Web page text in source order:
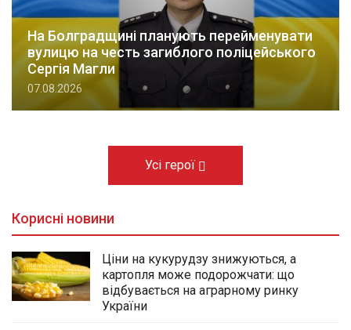
На Болградщині планують перейменувати
вулицю на честь загиблого поліцейського
Сергія Магли
07.08.2026
Усі герої
Корисні новини
Ціни на кукурудзу знижуються, а
картопля може подорожчати: що
відбувається на аграрному ринку
України